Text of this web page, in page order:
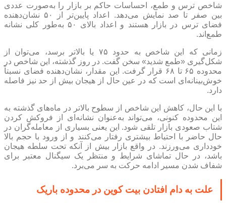
شاخص ترس و طمع، احساسات حاکم بر بازار را به‌صورت عددی
بین صفر تا صد نمایش می‌دهد. اعداد پایین‌تر از ۵۰ نشان‌دهنده
فضای ترس در بازار هستند و اعداد بالای ۵۰ به‌طور کلی نشانه
طمع‌اند.
زمانی که این شاخص به حدود ۷۵ یا بالاتر برسد، می‌توان از
شکل‌گیری «طمع شدید» سخن گفت. در روز گذشته، این شاخص در
محدوده ۶۵ تا ۶۸ قرار گرفت. این مقدار، نشان‌دهنده فضای نسبتاً
خوش‌بینانه‌ای است که در عین حال از هیجان بیش از حد نیز فاصله
دارد.
با این حال، کاهش این شاخص از سطوح بالاتر در ماه‌های گذشته به
این محدوده کنونی، می‌تواند به‌عنوان نشانه‌ای از فروکش کردن
شتاب صعودی بازار تلقی شود. این یعنی بسیاری از معامله‌گران در
حال حاضر با احتیاط بیشتری رفتار می‌کنند و از ورود با حجم بالا
خودداری می‌ورزند. در واقع بازار بیش از آنکه تحت سلطه هیجان
باشد، در حال تماشای شرایط و منتظر یک سیگنال معتبر برای
شفاف شدن مسیر ادامه حرکت به سر می‌برد.
علت به دام افتادن بیت کوین در محدوده باریک